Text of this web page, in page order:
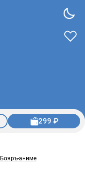
299 ₽
Бояръ-аниме